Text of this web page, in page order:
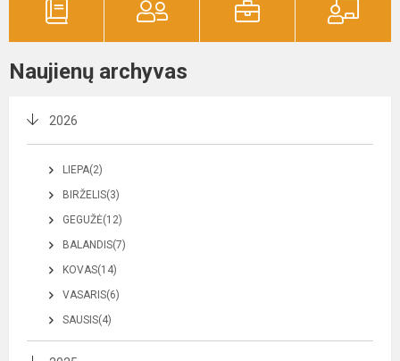
Naujienų archyvas
2026
LIEPA(2)
BIRŽELIS(3)
GEGUŽĖ(12)
BALANDIS(7)
KOVAS(14)
VASARIS(6)
SAUSIS(4)